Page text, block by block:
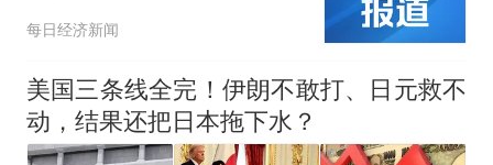
换协议
每日经济新闻
美国三条线全完！伊朗不敢打、日元救不
动，结果还把日本拖下水？